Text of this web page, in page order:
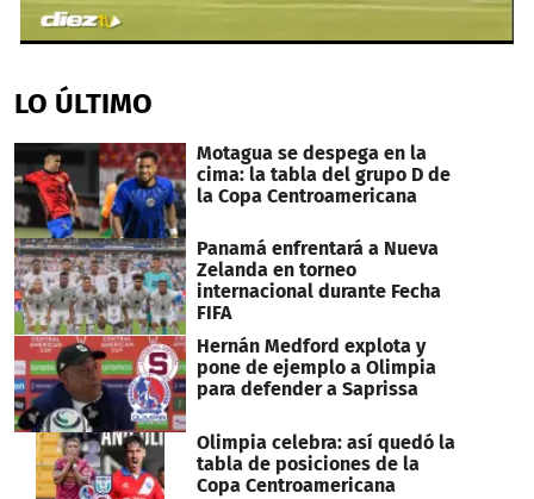
of
33
LO ÚLTIMO
Motagua se despega en la
cima: la tabla del grupo D de
la Copa Centroamericana
Panamá enfrentará a Nueva
Zelanda en torneo
internacional durante Fecha
FIFA
Hernán Medford explota y
pone de ejemplo a Olimpia
para defender a Saprissa
Olimpia celebra: así quedó la
tabla de posiciones de la
Copa Centroamericana